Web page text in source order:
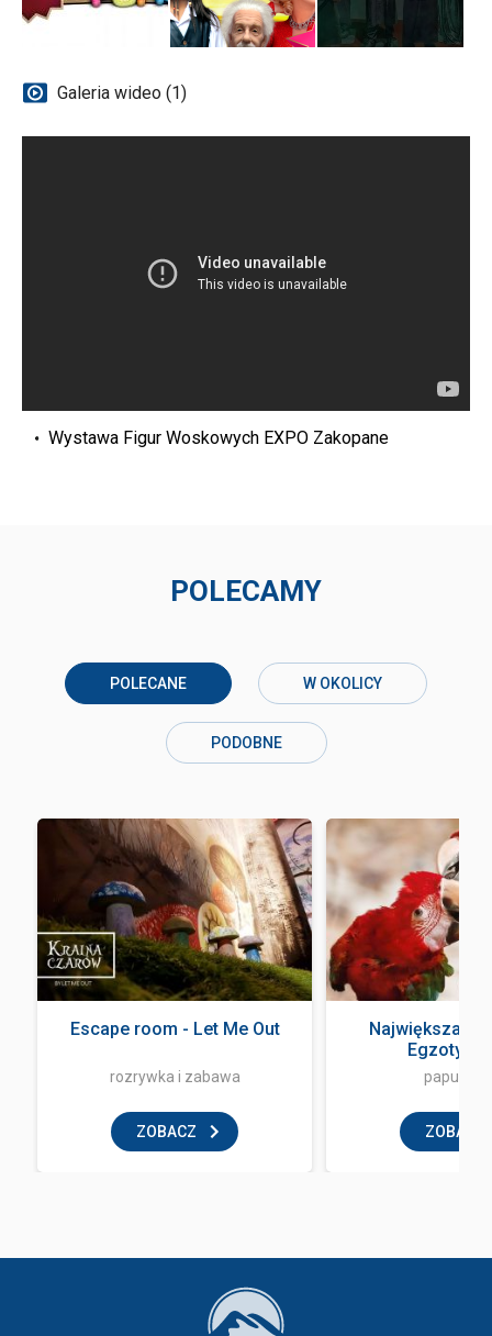
Galeria wideo (1)
Wystawa Figur Woskowych EXPO Zakopane
POLECAMY
POLECANE W OKOLICY
PODOBNE
Escape room - Let Me Out
rozrywka i zabawa
ZOBACZ
Największa
ZOBACZ